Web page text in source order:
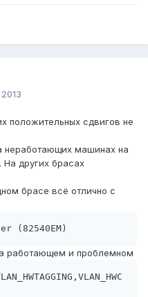
положительных сдвигов не
неработающих машинах на
. На других брасах
брасе всё отлично с
(82540EM)
работающем и проблемном